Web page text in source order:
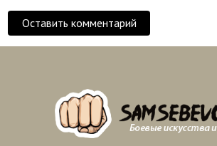
Оставить комментарий